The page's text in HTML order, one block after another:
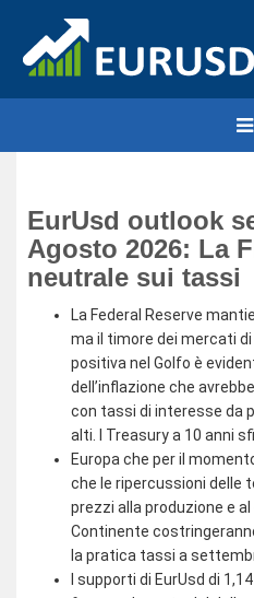
EurUsd outlook
Agosto 2026: La
neutrale sui tassi
La Federal Reserve
ma il timore dei mercati
positiva nel Golfo è
dell’inflazione che
con tassi di interesse da
alti. I Treasury a 10 anni
Europa che per il
che le ripercussioni delle
prezzi alla produzione e
Continente
la pratica tassi a
I supporti di EurUsd di